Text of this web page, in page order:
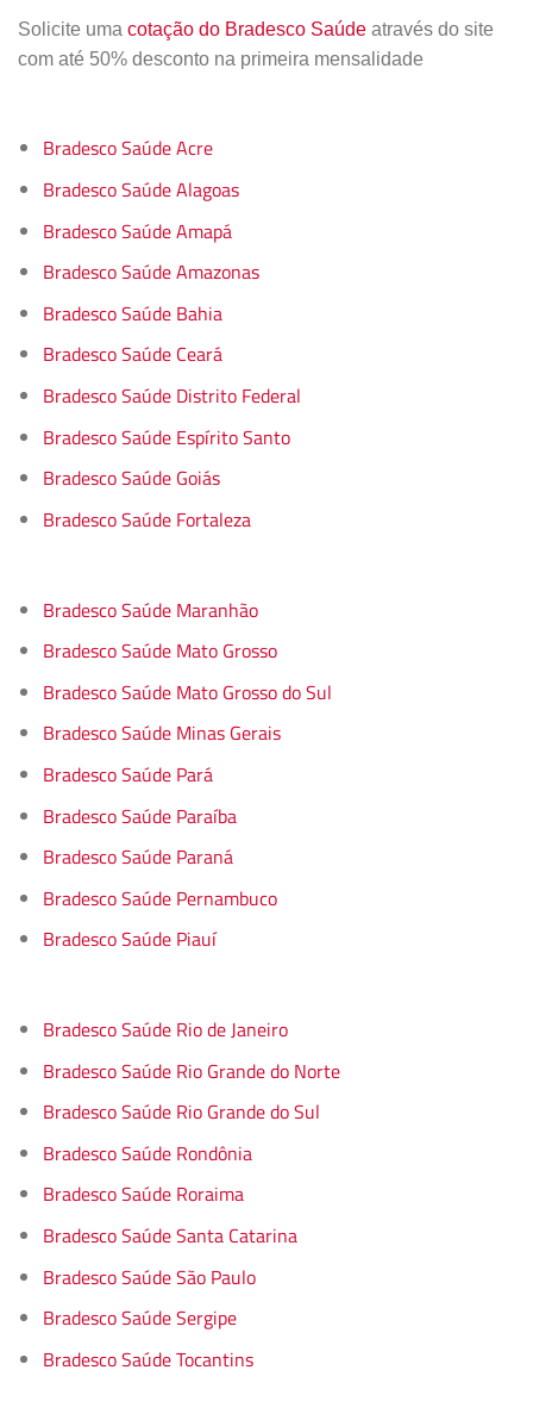
Solicite uma cotação do Bradesco Saúde através do site
com até 50% desconto na primeira mensalidade
Bradesco Saúde Acre
Bradesco Saúde Alagoas
Bradesco Saúde Amapá
Bradesco Saúde Amazonas
Bradesco Saúde Bahia
Bradesco Saúde Ceará
Bradesco Saúde Distrito Federal
Bradesco Saúde Espírito Santo
Bradesco Saúde Goiás
Bradesco Saúde Fortaleza
Bradesco Saúde Maranhão
Bradesco Saúde Mato Grosso
Bradesco Saúde Mato Grosso do Sul
Bradesco Saúde Minas Gerais
Bradesco Saúde Pará
Bradesco Saúde Paraíba
Bradesco Saúde Paraná
Bradesco Saúde Pernambuco
Bradesco Saúde Piauí
Bradesco Saúde Rio de Janeiro
Bradesco Saúde Rio Grande do Norte
Bradesco Saúde Rio Grande do Sul
Bradesco Saúde Rondônia
Bradesco Saúde Roraima
Bradesco Saúde Santa Catarina
Bradesco Saúde São Paulo
Bradesco Saúde Sergipe
Bradesco Saúde Tocantins